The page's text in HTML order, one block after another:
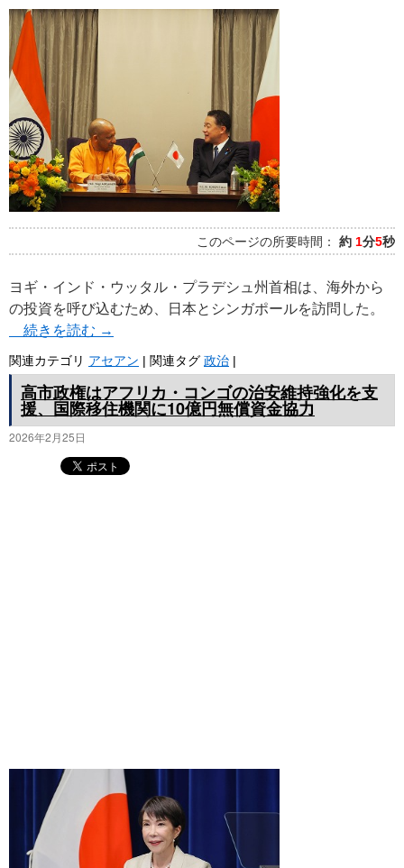
このページの所要時間： 約 1分5秒
ヨギ・インド・ウッタル・プラデシュ州首相は、海外から
の投資を呼び込むため、日本とシンガポールを訪問した。
続きを読む →
関連カテゴリ アセアン | 関連タグ 政治 |
高市政権はアフリカ・コンゴの治安維持強化を支
援、国際移住機関に10億円無償資金協力
2026年2月25日